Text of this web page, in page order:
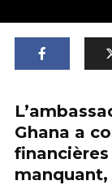
Ghana a
financières
manquant,